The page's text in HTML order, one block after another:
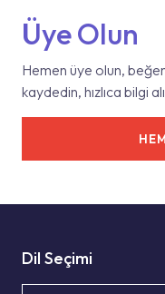
Üye Olun
Hemen üye olun,
kaydedin, hızlıca bilgi
Dil Seçimi